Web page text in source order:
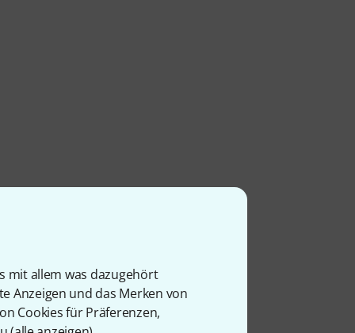
mit allem was dazugehört
Anzeigen und das Merken von
Cookies für Präferenzen,